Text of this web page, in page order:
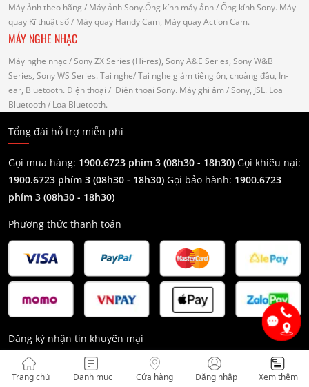
Máy ảnh theo hãng / Máy ảnh Sony.Ống kính máy ảnh / Ống kính Sony. Máy
quay Kĩ thuật số/ Máy quay Handy Cam, Máy quay Action Cam.
MÁY NGHE NHẠC
Máy nghe nhạc / Sony ZX Series (Hi-res), Sony A&E Series, Sony W&B
Series, Sony WS Series. Tai nghe/ Tai nghe giảm tiếng ồn, choàng đầu, In-
ear, Bluetooth. Điện thoại / Điện thoại Sony. Máy ghi âm / Sony, JSL. Loa
Bluetooth/ Loa Bluetooth.
Tổng đài hỗ trợ miễn phí
Gọi mua hàng: 1900.6723 phím 3 (08h30 - 18h30) Gọi khiếu nại:
1900.6723 phím 3 (08h30 - 18h30) Gọi bảo hành: 1900.6723
phím 3 (08h30 - 18h30)
Phương thức thanh toán
Đăng ký nhận tin khuyến mại
Trang chủ Danh mục Cửa hàng Đăng nhập Xem thêm